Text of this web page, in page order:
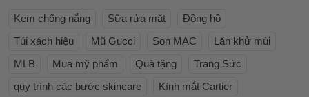
Kem chống nắng Sữa rửa mặt
Đồng hồ
Túi xách hiệu
Mũ Gucci Son MAC
Lăn khử mùi
MLB
Mua mỹ phẩm Quà tặng
Trang Sức
quy trình các bước skincare
Kính mắt Cartier